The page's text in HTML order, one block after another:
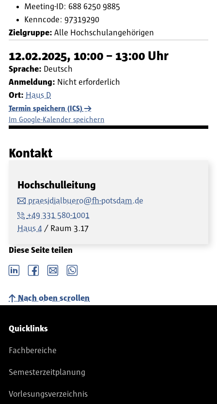
Meeting-ID: 688 6250 9885
Kenncode: 97319290
Zielgruppe: Alle Hochschulangehörigen
12.02.2025, 10:00 – 13:00 Uhr
Sprache: Deutsch
Anmeldung: Nicht erforderlich
Ort: Haus D
Termin speichern (ICS)
Im Google-Kalender speichern
Kontakt
Hochschulleitung
praesidialbuero@fh-potsdam.de
+49 331 580-1001
Haus 4
Raum 3.17
Diese Seite teilen
LinkedIn Facebook email Whatsapp
Nach oben scrollen
Service-Navigation
Quicklinks
Fachbereiche
Semesterzeitplanung
Vorlesungsverzeichnis